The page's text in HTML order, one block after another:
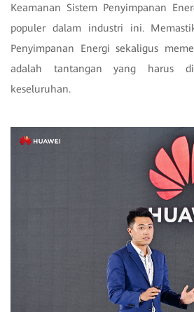
Keamanan Sistem Penyimpanan
populer dalam industri ini.
Penyimpanan Energi sekaligus
adalah tantangan yang harus
keseluruhan.